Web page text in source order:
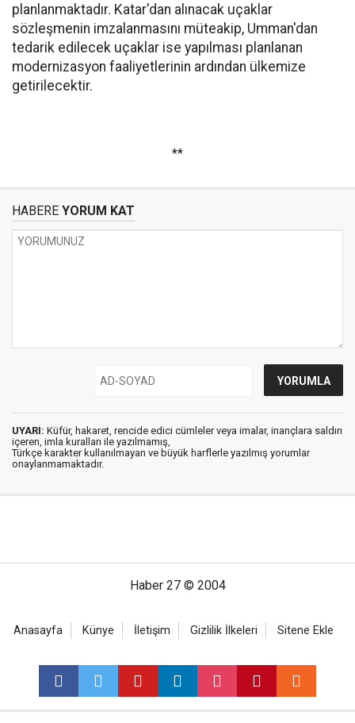
planlanmaktadır. Katar'dan alınacak uçaklar
sözleşmenin imzalanmasını müteakip, Umman'dan
tedarik edilecek uçaklar ise yapılması planlanan
modernizasyon faaliyetlerinin ardından ülkemize
getirilecektir.
**
HABERE YORUM KAT
UYARI: Küfür, hakaret, rencide edici cümleler veya imalar, inançlara saldırı
içeren, imla kuralları ile yazılmamış,
Türkçe karakter kullanılmayan ve büyük harflerle yazılmış yorumlar
onaylanmamaktadır.
Haber 27 © 2004
Anasayfa Künye İletişim Gizlilik İlkeleri Sitene Ekle